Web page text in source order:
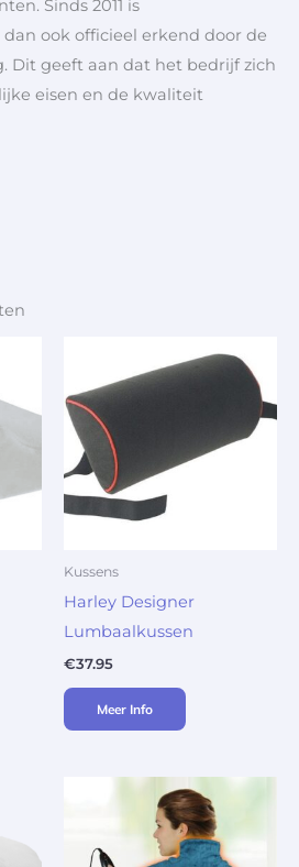
Sinds 2011 is
ook officieel erkend door de
Dit geeft aan dat het bedrijf zich
eisen en de kwaliteit
Kussens
Harley Designer
Lumbaalkussen
€37.95
Meer Info